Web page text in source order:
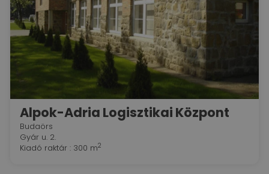
Alpok-Adria Logisztikai Központ
Budaörs
Gyár u. 2.
Kiadó raktár : 300 m2